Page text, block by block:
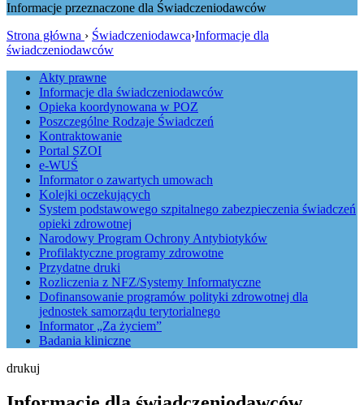
Informacje przeznaczone dla Świadczeniodawców
Strona główna › Świadczeniodawca›Informacje dla
świadczeniodawców
Akty prawne
Informacje dla świadczeniodawców
Opieka koordynowana w POZ
Poszczególne Rodzaje Świadczeń
Kontraktowanie
Portal SZOI
e-WUŚ
Informator o zawartych umowach
Kolejki oczekujących
System podstawowego szpitalnego zabezpieczenia świadczeń
opieki zdrowotnej
Narodowy Program Ochrony Antybiotyków
Profilaktyczne programy zdrowotne
Przydatne druki
Rozliczenia z NFZ/Systemy Informatyczne
Dofinansowanie programów polityki zdrowotnej dla
jednostek samorządu terytorialnego
Informator „Za życiem”
Badania kliniczne
drukuj